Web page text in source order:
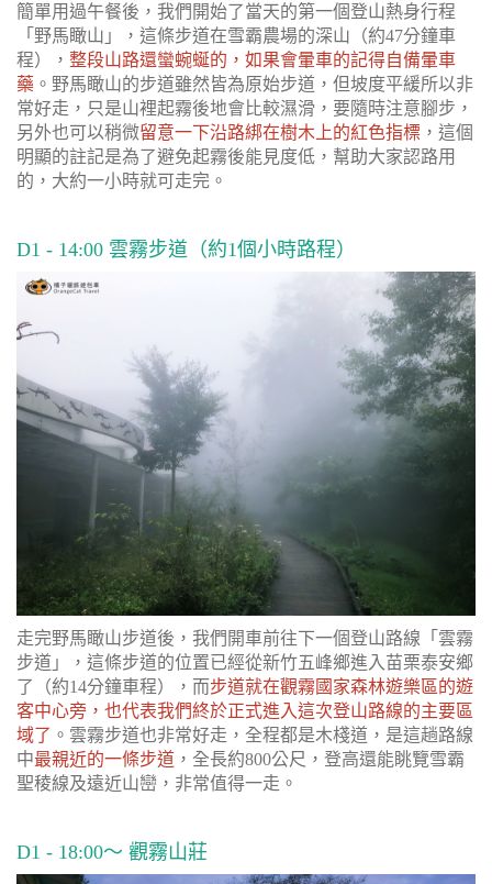
簡單用過午餐後，我們開始了當天的第一個登山熱身行程
「野馬瞰山」，這條步道在雪霸農場的深山（約47分鐘車
程）， 整段山路還蠻蜿蜒的，如果會暈車的記得自備暈車
藥 。野馬瞰山的步道雖然皆為原始步道，但坡度平緩所以非
常好走，只是山裡起霧後地會比較濕滑，要隨時注意腳步，
另外也可以稍微留意一下沿路綁在樹木上的紅色指標 ，這個
明顯的註記是為了避免起霧後能見度低，幫助大家認路用
的，大約一小時就可走完。
D1 - 14:00 雲霧步道（約1個小時路程）
走完野馬瞰山步道後，我們開車前往下一個登山路線「雲霧
步道」，這條步道的位置已經從新竹五峰鄉進入苗栗泰安鄉
了（約14分鐘車程），而步道就在觀霧國家森林遊樂區的遊
客中心旁，也代表我們終於正式進入這次登山路線的主要區
域了 。雲霧步道也非常好走，全程都是木棧道，是這趟路線
中最親近的一條步道 ，全長約800公尺，登高還能眺覽雪霸
聖稜線及遠近山巒，非常值得一走。
D1 - 18:00～ 觀霧山莊